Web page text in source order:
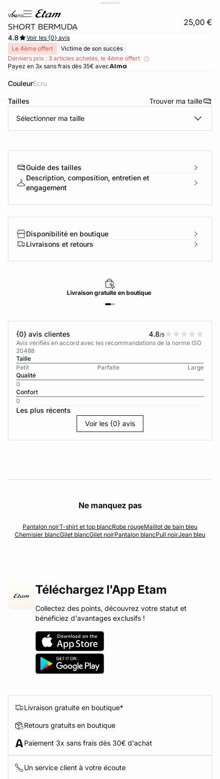
vaiano
SHORT BERMUDA 25,00 €
4.8
Voir les {0} avis
Le 4ème offert
Victime de son succès
Derniers prix : 3 articles achetés, le 4ème offert
Payez en 3x sans frais dès 35€ avec
Couleur ecru
Tailles Trouver ma taille
Sélectionner ma taille
Guide des tailles
Description, composition, entretien et
engagement
Disponibilité en boutique
Livraisons et retours
Livraisongratuiteen boutique
{0} avis clientes 4.8/5
Avis vérifiés en accord avec les recommandations de la norme ISO
20488
Taille
Petit
Parfaite
Large
Qualité
0
Confort
0
Les plus récents
Voir les {0} avis
Ne manquez pas
Pantalon noirT-shirt et top blancRobe rougeMaillot de bain bleu
Chemisier blancGilet blancGilet noirPantalon blancPull noirJean bleu
Téléchargez l'App Etam
Collectez des points, découvrez votre statut et
bénéficiez d'avantages exclusifs !
Livraison gratuite en boutique*
Retours gratuits en boutique
Paiement 3x sans frais dès 30€ d'achat
Un service client à votre écoute